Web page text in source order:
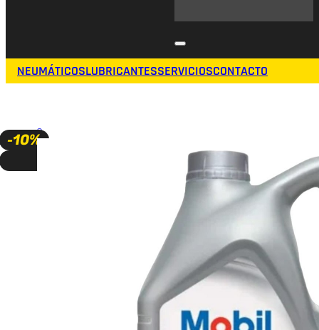
NEUMÁTICOSLUBRICANTESSERVICIOSCONTACTO
-10%
A PEDIDO
🔍